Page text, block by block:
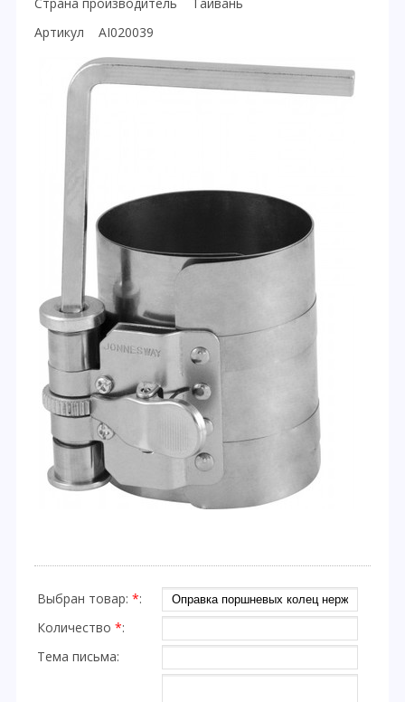
Артикул AI020039
Выбран товар: *:
Количество *:
Тема письма: